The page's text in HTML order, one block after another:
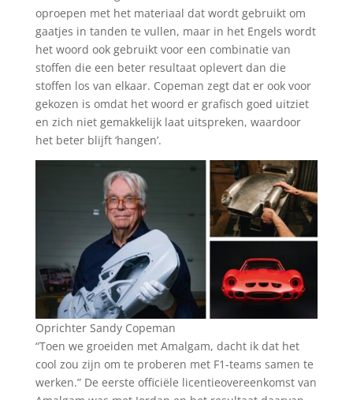
oproepen met het materiaal dat wordt gebruikt om
gaatjes in tanden te vullen, maar in het Engels wordt
het woord ook gebruikt voor een combinatie van
stoffen die een beter resultaat oplevert dan die
stoffen los van elkaar. Copeman zegt dat er ook voor
gekozen is omdat het woord er grafisch goed uitziet
en zich niet gemakkelijk laat uitspreken, waardoor
het beter blijft ‘hangen’.
Oprichter Sandy Copeman
“Toen we groeiden met Amalgam, dacht ik dat het
cool zou zijn om te proberen met F1-teams samen te
werken.” De eerste officiële licentieovereenkomst van